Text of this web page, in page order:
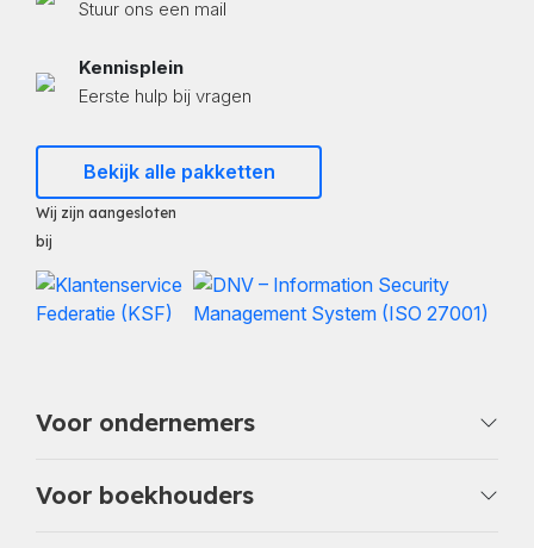
Stuur ons een mail
Kennisplein
Eerste hulp bij vragen
Bekijk alle pakketten
Wij zijn aangesloten
bij
Voor ondernemers
Voor boekhouders